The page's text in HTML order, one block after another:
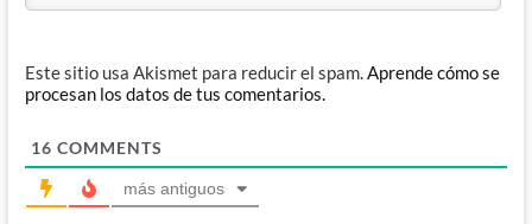
Este sitio usa Akismet para reducir el spam.Aprende cómo se
procesan los datos de tus comentarios.
16 COMMENTS
más antiguos